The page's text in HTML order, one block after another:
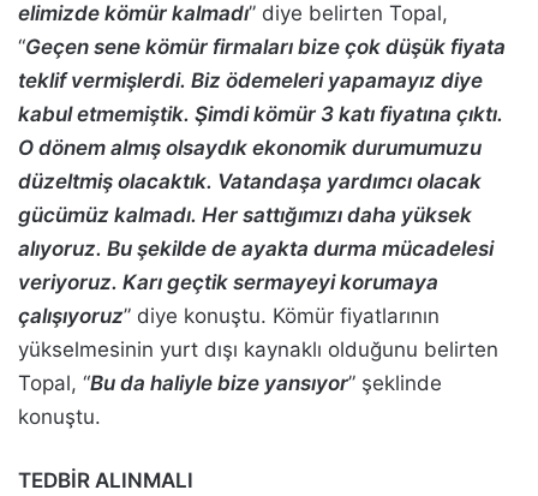
elimizde kömür kalmadı” diye belirten Topal,
“Geçen sene kömür firmaları bize çok düşük fiyata
teklif vermişlerdi. Biz ödemeleri yapamayız diye
kabul etmemiştik. Şimdi kömür 3 katı fiyatına çıktı.
O dönem almış olsaydık ekonomik durumumuzu
düzeltmiş olacaktık. Vatandaşa yardımcı olacak
gücümüz kalmadı. Her sattığımızı daha yüksek
alıyoruz. Bu şekilde de ayakta durma mücadelesi
veriyoruz. Karı geçtik sermayeyi korumaya
çalışıyoruz” diye konuştu. Kömür fiyatlarının
yükselmesinin yurt dışı kaynaklı olduğunu belirten
Topal, “Bu da haliyle bize yansıyor” şeklinde
konuştu.
TEDBİR ALINMALI